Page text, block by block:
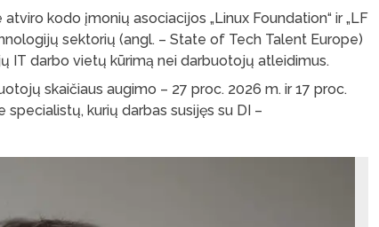
kodo įmonių asociacijos „Linux Foundation“ ir „LF
sektorių (angl. – State of Tech Talent Europe)
IT darbo vietų kūrimą nei darbuotojų atleidimus.
skaičiaus augimo – 27 proc. 2026 m. ir 17 proc.
kurių darbas susijęs su DI –